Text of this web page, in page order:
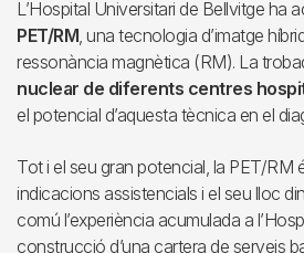
L’Hospital Universitari de Bellvitge ha
PET/RM, una tecnologia d’imatge
ressonància magnètica (RM). La
nuclear de diferents centres
el potencial d’aquesta tècnica en el
Tot i el seu gran potencial, la PET/RM
indicacions assistencials i el seu lloc
comú l’experiència acumulada a
construcció d’una cartera de serveis